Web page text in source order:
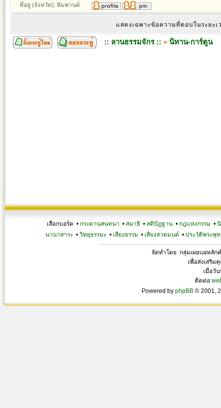
ที่อยู่ (จังหวัด): หิมพานต์
แสดงเฉพาะข้อความที่ตอบในระยะ
:: ลานธรรมจักร :: » นิทาน-การ์ตูน
เลือกบอร์ด • กระดานสนทนา • สมาธิ • สติปัฏฐาน • กฎแห่งกรรม •
นานาสาระ• วิทยุธรรมะ• เสียงธรรม • เสียงสวดมนต์ • ประวัติพระพุท
จัดทำโดย กลุ่มเผยแผ่หลัก
เพื่อส่งเสริม
เมื่อวั
ติดต่อ
Powered by phpBB © 2001,